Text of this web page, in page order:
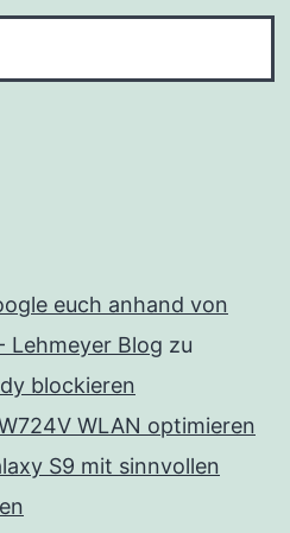
euch anhand von
Lehmeyer Blog zu
blockieren
WLAN optimieren
S9 mit sinnvollen